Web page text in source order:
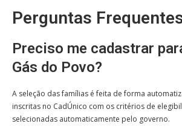
Perguntas
Preciso me cadastrar
Gás do Povo?
A seleção das famílias é feita de forma
inscritas no CadÚnico com os critérios de
selecionadas automaticamente pelo governo.